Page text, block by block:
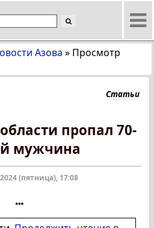
Азова » Просмотр
Статьи
пропал 70-
мужчина
(пятница), 17:08